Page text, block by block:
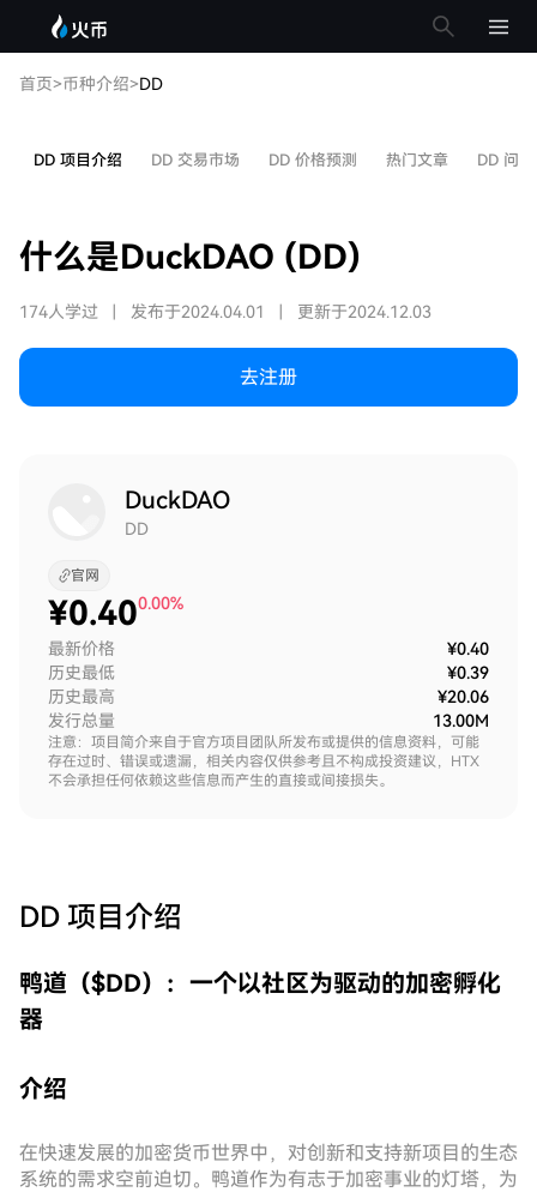
首页>币种介绍>DD
DD 项目介绍 DD 交易市场 DD 价格预测 热门文章 DD 问答
什么是DuckDAO (DD)
174人学过 发布于2024.04.01 更新于2024.12.03
去注册
DuckDAO
DD
官网
¥0.400.00%
最新价格
¥0.40
历史最低
¥0.39
历史最高
¥20.06
发行总量
13.00M
注意：项目简介来自于官方项目团队所发布或提供的信息资料，可能
存在过时、错误或遗漏，相关内容仅供参考且不构成投资建议，HTX
不会承担任何依赖这些信息而产生的直接或间接损失。
DD 项目介绍
鸭道（$DD）：一个以社区为驱动的加密孵化
器
介绍
在快速发展的加密货币世界中，对创新和支持新项目的生态
系统的需求空前迫切。鸭道作为有志于加密事业的灯塔，为